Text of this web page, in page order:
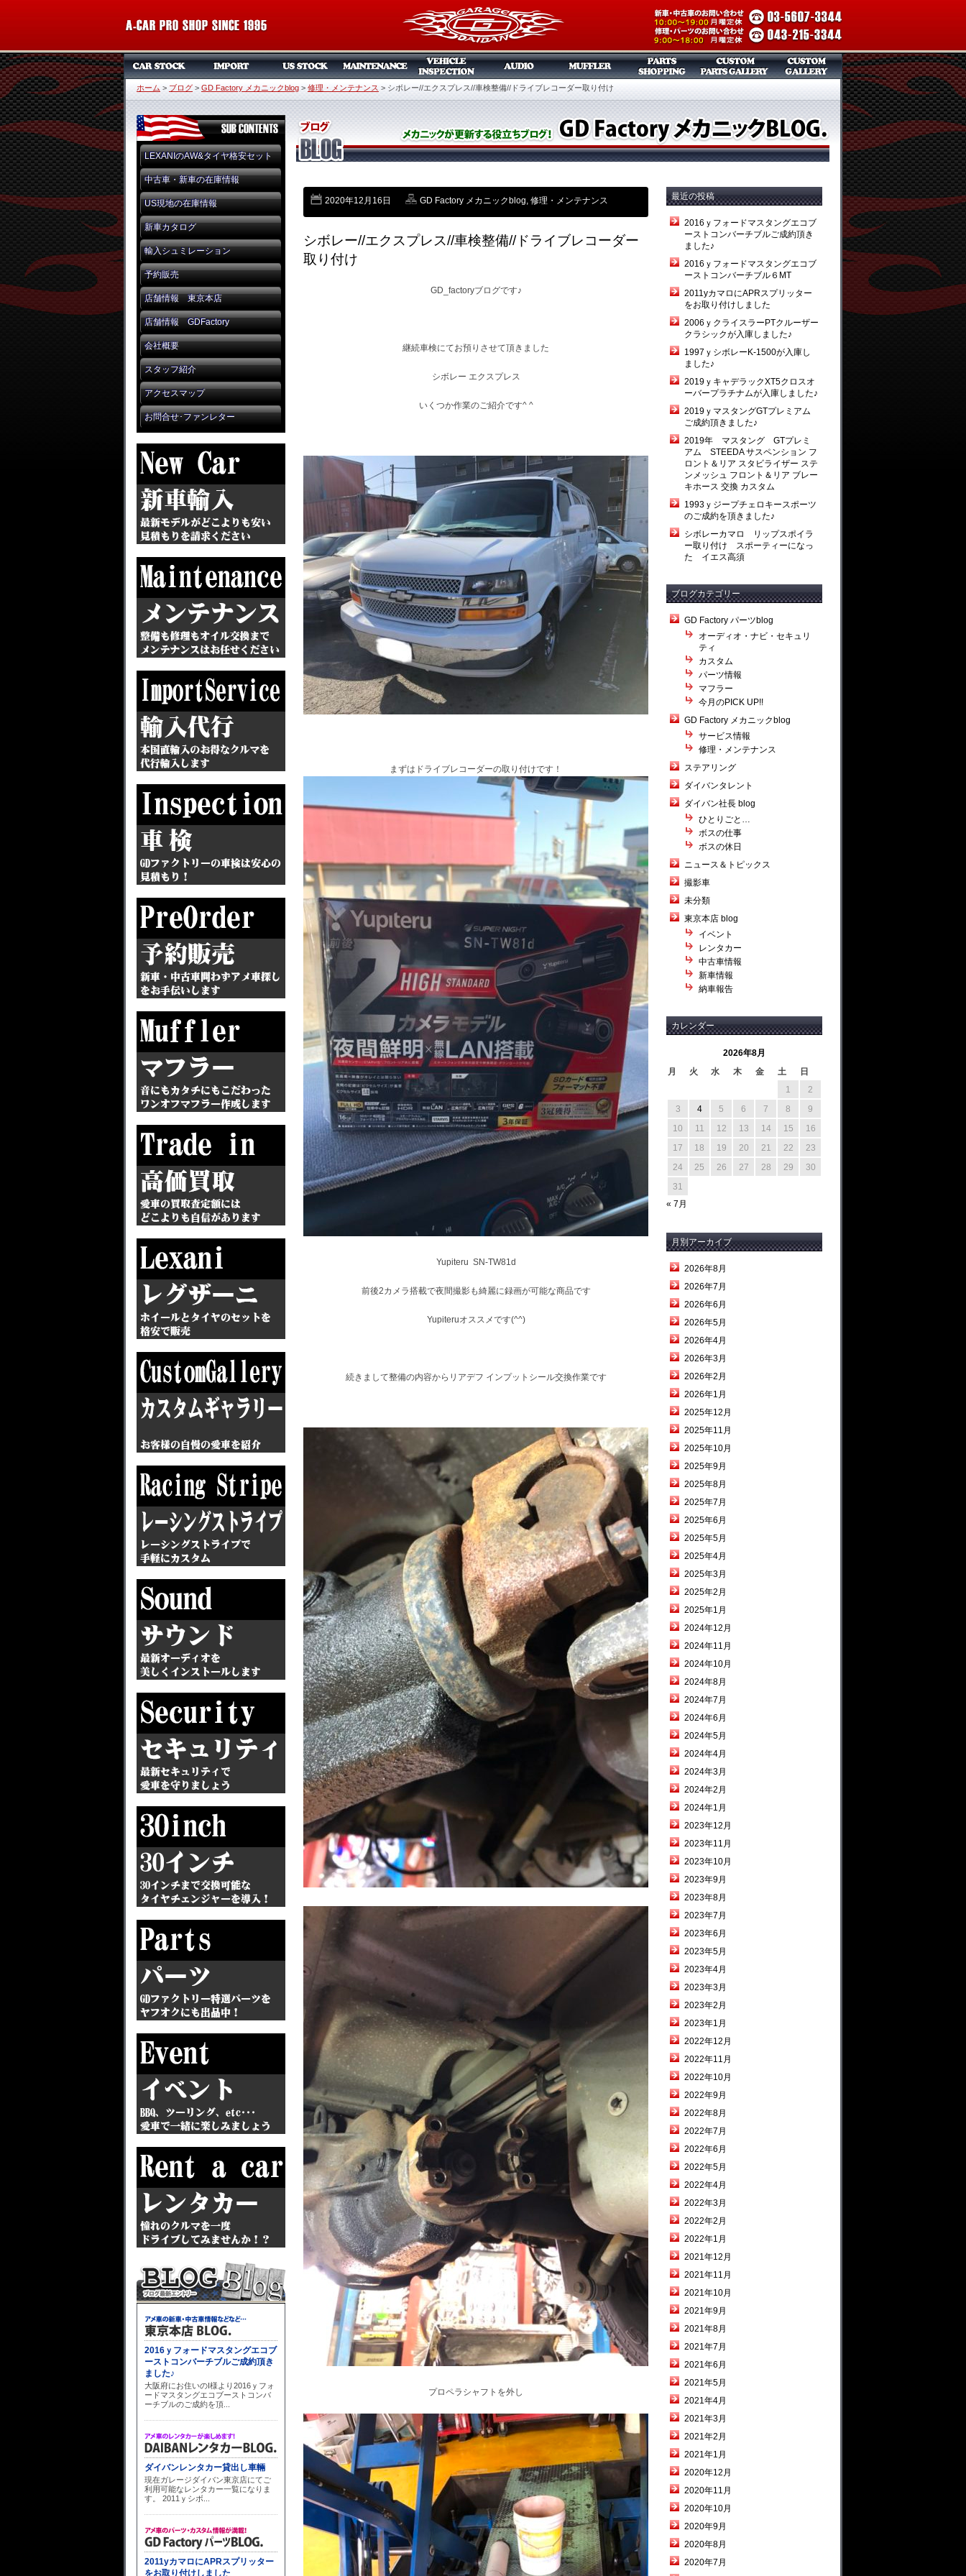
ホーム > ブログ > GD Factory メカニックblog > 修理・メンテナンス > シボレー//エクスプレス//車検整備//ドライブレコーダー取り付け
LEXANIのAW&タイヤ格安セット
中古車・新車の在庫情報
US現地の在庫情報
新車カタログ
輸入シュミレーション
予約販売
店舗情報 東京本店
店舗情報 GDFactory
会社概要
スタッフ紹介
アクセスマップ
お問合せ･ファンレター
2020年12月16日 GD Factory メカニックblog, 修理・メンテナンス
シボレー//エクスプレス//車検整備//ドライブレコーダー
取り付け
GD_factoryブログです♪
継続車検にてお預りさせて頂きました
シボレー エクスプレス
いくつか作業のご紹介です^ ^
まずはドライブレコーダーの取り付けです！
Yupiteru SN-TW81d
前後2カメラ搭載で夜間撮影も綺麗に録画が可能な商品です
Yupiteruオススメです(^^)
続きまして整備の内容からリアデフ インプットシール交換作業です
プロペラシャフトを外し
最近の投稿
2016ｙフォードマスタングエコブ
ーストコンバーチブルご成約頂き
ました♪
2016ｙフォードマスタングエコブ
ーストコンバーチブル６MT
2011yカマロにAPRスプリッター
をお取り付けしました
2006ｙクライスラーPTクルーザー
クラシックが入庫しました♪
1997ｙシボレーK-1500が入庫し
ました♪
2019ｙキャデラックXT5クロスオ
ーバープラチナムが入庫しました♪
2019ｙマスタングGTプレミアム
ご成約頂きました♪
2019年 マスタング GTプレミ
アム STEEDA サスペンション フ
ロント＆リア スタビライザー ステ
ンメッシュ フロント＆リア ブレー
キホース 交換 カスタム
1993ｙジープチェロキースポーツ
のご成約を頂きました♪
シボレーカマロ リップスポイラ
ー取り付け スポーティーになっ
た イエス高須
ブログカテゴリー
GD Factory パーツblog
オーディオ・ナビ・セキュリ
ティ
カスタム
パーツ情報
マフラー
今月のPICK UP!!
GD Factory メカニックblog
サービス情報
修理・メンテナンス
ステアリング
ダイバンタレント
ダイバン社長 blog
ひとりごと…
ボスの仕事
ボスの休日
ニュース＆トピックス
撮影車
未分類
東京本店 blog
イベント
レンタカー
中古車情報
新車情報
納車報告
カレンダー
2026年8月
月
火 水 木 金 土
日
1
2
3
4 5 6 7 8
9
10
11 12 13 14 15
16
17
18 19 20 21 22
23
24
25 26 27 28 29
30
31
« 7月
月別アーカイブ
2026年8月
2026年7月
2026年6月
2026年5月
2026年4月
2026年3月
2026年2月
2026年1月
2025年12月
2025年11月
2025年10月
2025年9月
2025年8月
2025年7月
2025年6月
2025年5月
2025年4月
2025年3月
2025年2月
2025年1月
2024年12月
2024年11月
2024年10月
2024年8月
2024年7月
2024年6月
2024年5月
2024年4月
2024年3月
2024年2月
2024年1月
2023年12月
2023年11月
2023年10月
2023年9月
2023年8月
2023年7月
2023年6月
2023年5月
2023年4月
2023年3月
2023年2月
2023年1月
2022年12月
2022年11月
2022年10月
2022年9月
2022年8月
2022年7月
2022年6月
2022年5月
2022年4月
2022年3月
2022年2月
2022年1月
2021年12月
2021年11月
2021年10月
2021年9月
2021年8月
2021年7月
2021年6月
2021年5月
2021年4月
2021年3月
2021年2月
2021年1月
2020年12月
2020年11月
2020年10月
2020年9月
2020年8月
2020年7月